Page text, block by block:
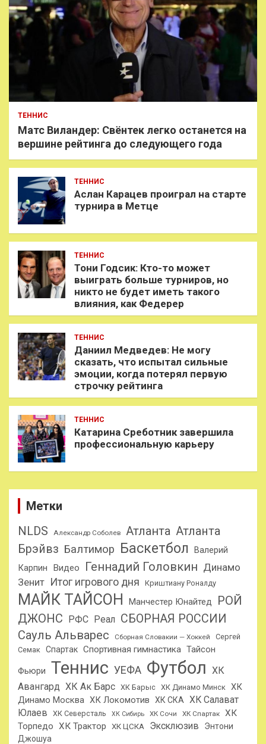
ТЕННИС
Матс Виландер: Свёнтек легко останется на
вершине рейтинга до следующего года
ТЕННИС
Аслан Карацев проиграл на старте
турнира в Метце
ТЕННИС
Тони Годсик: Кто-то может
выиграть больше турниров, но
никто не будет иметь такого
влияния, как Федерер
ТЕННИС
Даниил Медведев: Не могу
сказать, что испытал сильные
эмоции, когда потерял первую
строчку рейтинга
ТЕННИС
Катарина Среботник завершила
профессиональную карьеру
Метки
NLDS
Александр Соболев Атланта Атланта
Брэйвз Балтимор Баскетбол
Валерий
Карпин
Видео Геннадий Головкин Динамо
Зенит Итог игрового дня Криштиану Роналду
МАЙК ТАЙСОН Манчестер Юнайтед
РОЙ
ДЖОНС РФС Реал СБОРНАЯ РОССИИ
Сауль Альварес Сборная Словакии — Хоккей
Сергей
Семак
Спартак Спортивная гимнастика Тайсон
Фьюри Теннис УЕФА Футбол ХК
Авангард ХК Ак Барс ХК Барыс ХК Динамо Минск
ХК
Динамо Москва ХК Локомотив ХК СКА
ХК Салават
Юлаев
ХК Северсталь ХК Сибирь ХК Сочи ХК Спартак
ХК
Торпедо ХК Трактор ХК ЦСКА Эксклюзив
Энтони
Джошуа